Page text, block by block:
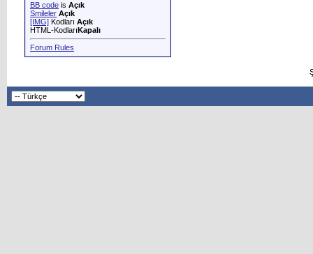
BB code is Açık
Smileler Açık
[IMG] Kodları Açık
HTML-KodlarıKapalı
Forum Rules